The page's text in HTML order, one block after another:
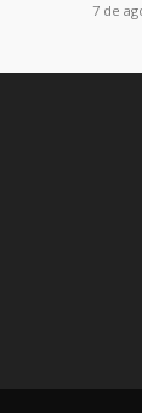
7 de